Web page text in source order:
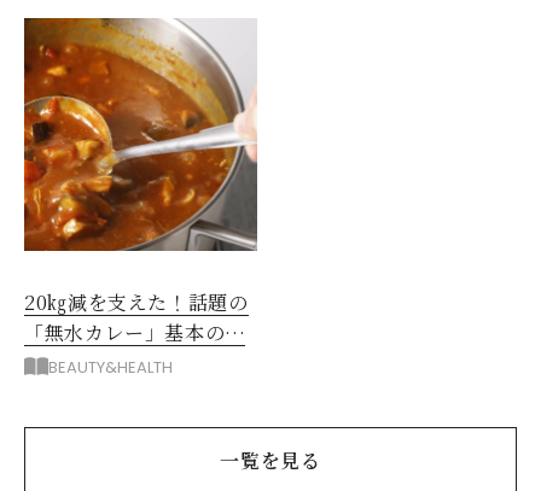
20㎏減を支えた！話題の
「無水カレー」基本の作
り方とおすすめルウ6選
BEAUTY&HEALTH
一覧を見る